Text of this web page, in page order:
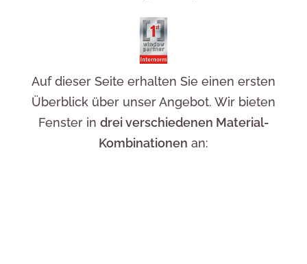
Auf dieser Seite erhalten Sie einen ersten
Überblick über unser Angebot. Wir bieten
Fenster in drei verschiedenen Material-
Kombinationen an: